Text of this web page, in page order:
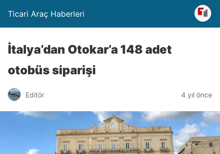
Ticari Araç Haberleri
İtalya’dan Otokar’a 148 adet
otobüs siparişi
Editör 4 yıl önce